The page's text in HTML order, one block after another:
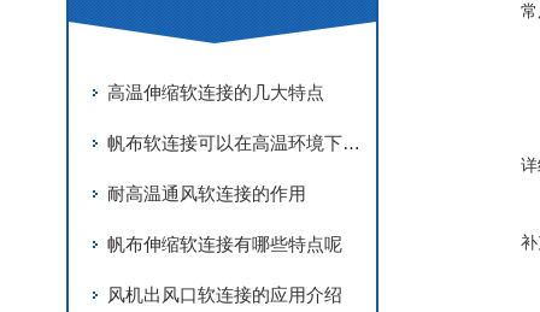
高温伸缩软连接的几大特点
帆布软连接可以在高温环境下正常使用
耐高温通风软连接的作用
帆布伸缩软连接有哪些特点呢
风机出风口软连接的应用介绍